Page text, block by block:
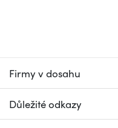
Firmy v dosahu
Důležité odkazy